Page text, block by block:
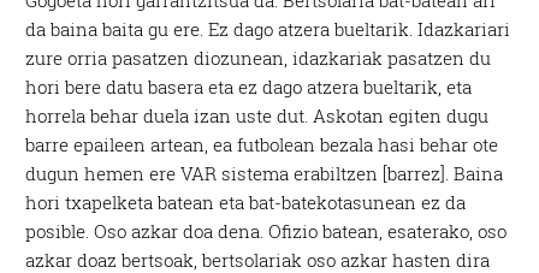
da baina baita gu ere. Ez dago atzera bueltarik. Idazkariari
zure orria pasatzen diozunean, idazkariak pasatzen du
hori bere datu basera eta ez dago atzera bueltarik, eta
horrela behar duela izan uste dut. Askotan egiten dugu
barre epaileen artean, ea futbolean bezala hasi behar ote
dugun hemen ere VAR sistema erabiltzen [barrez]. Baina
hori txapelketa batean eta bat-batekotasunean ez da
posible. Oso azkar doa dena. Ofizio batean, esaterako, oso
azkar doaz bertsoak, bertsolariak oso azkar hasten dira